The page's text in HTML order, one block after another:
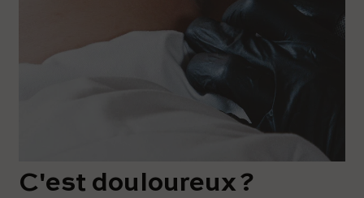
C'est douloureux ?